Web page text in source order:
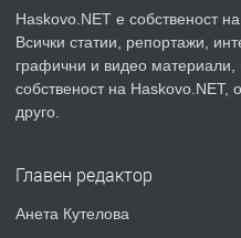
ПРЕДЛАГА
Haskovo.NET е
Всички статии, репортажи,
графични и видео материали,
собственост на Haskovo.NET,
друго.
Главен редактор
Анета Кутелова